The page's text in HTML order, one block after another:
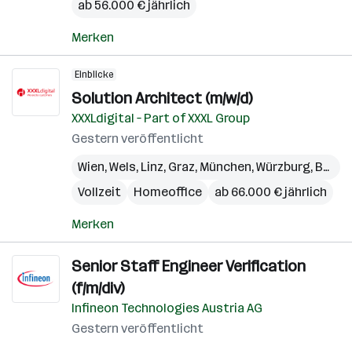
ab 56.000 € jährlich
Merken
Einblicke
Solution Architect (m/w/d)
XXXLdigital – Part of XXXL Group
Gestern veröffentlicht
Wien,Wels, Linz, Graz, München,Würzburg, Berlin
Vollzeit
Homeoffice ab 66.000 € jährlich
Merken
Senior Staff Engineer Verification
(f/m/div)
Infineon Technologies Austria AG
Gestern veröffentlicht